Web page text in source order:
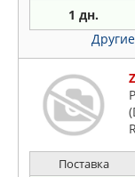
1 дн.
Поставка